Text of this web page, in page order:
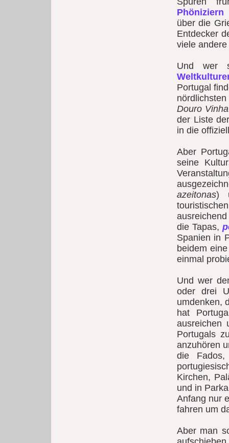
Phöniziern
über die
Entdecker
viele
Und wer
Portugal
Douro
der Liste
in die
Aber
seine
azeitonas)
die Tapas,
Spanien in
beidem
einmal
Und wer
oder drei
umdenken,
hat
ausreichen
Portugals
anzuhören
die
Kirchen,
und in
Anfang nur
fahren um
Aber man